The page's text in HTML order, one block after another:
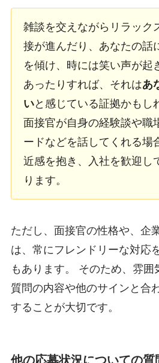
雑談を交えながらリラック
接が進んだり、あなたの話
を傾け、時には笑い声が起
あったりすれば、それはあ
いと感じている証拠かもし
面接官が自身の経験談や職
ードなどを話してくれる場
近感を抱き、入社を歓迎し
ります。
ただし、面接官の性格や、企
は、常にフレンドリーな対応
もあります。 そのため、雰囲
質問の内容や他のサインと合
することが大切です。
他の応募状況についての